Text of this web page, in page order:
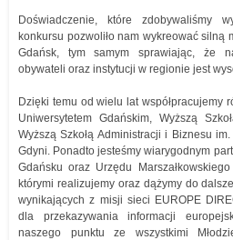
Doświadczenie, które zdobywaliśmy
konkursu pozwoliło nam wykreować silną
Gdańsk, tym samym sprawiając, że
obywateli oraz instytucji w regionie jest
Dzięki temu od wielu lat współpracujemy
Uniwersytetem Gdańskim, Wyższą
Wyższą Szkołą Administracji i Biznesu
Gdyni. Ponadto jesteśmy wiarygodnym
Gdańsku oraz Urzędu
którymi realizujemy oraz dążymy do
wynikających z misji sieci EUROPE
dla przekazywania informacji
naszego punktu ze wszystkimi